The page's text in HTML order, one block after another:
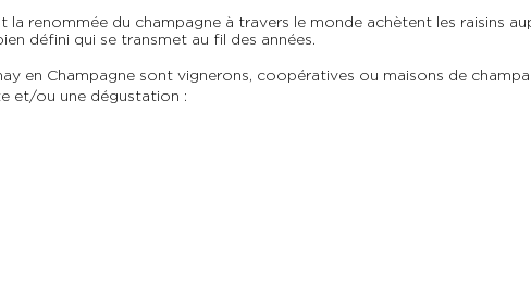
la renommée du champagne à travers le monde achètent les raisins
défini qui se transmet au fil des années.
en Champagne sont vignerons, coopératives ou maisons de
et/ou une dégustation :